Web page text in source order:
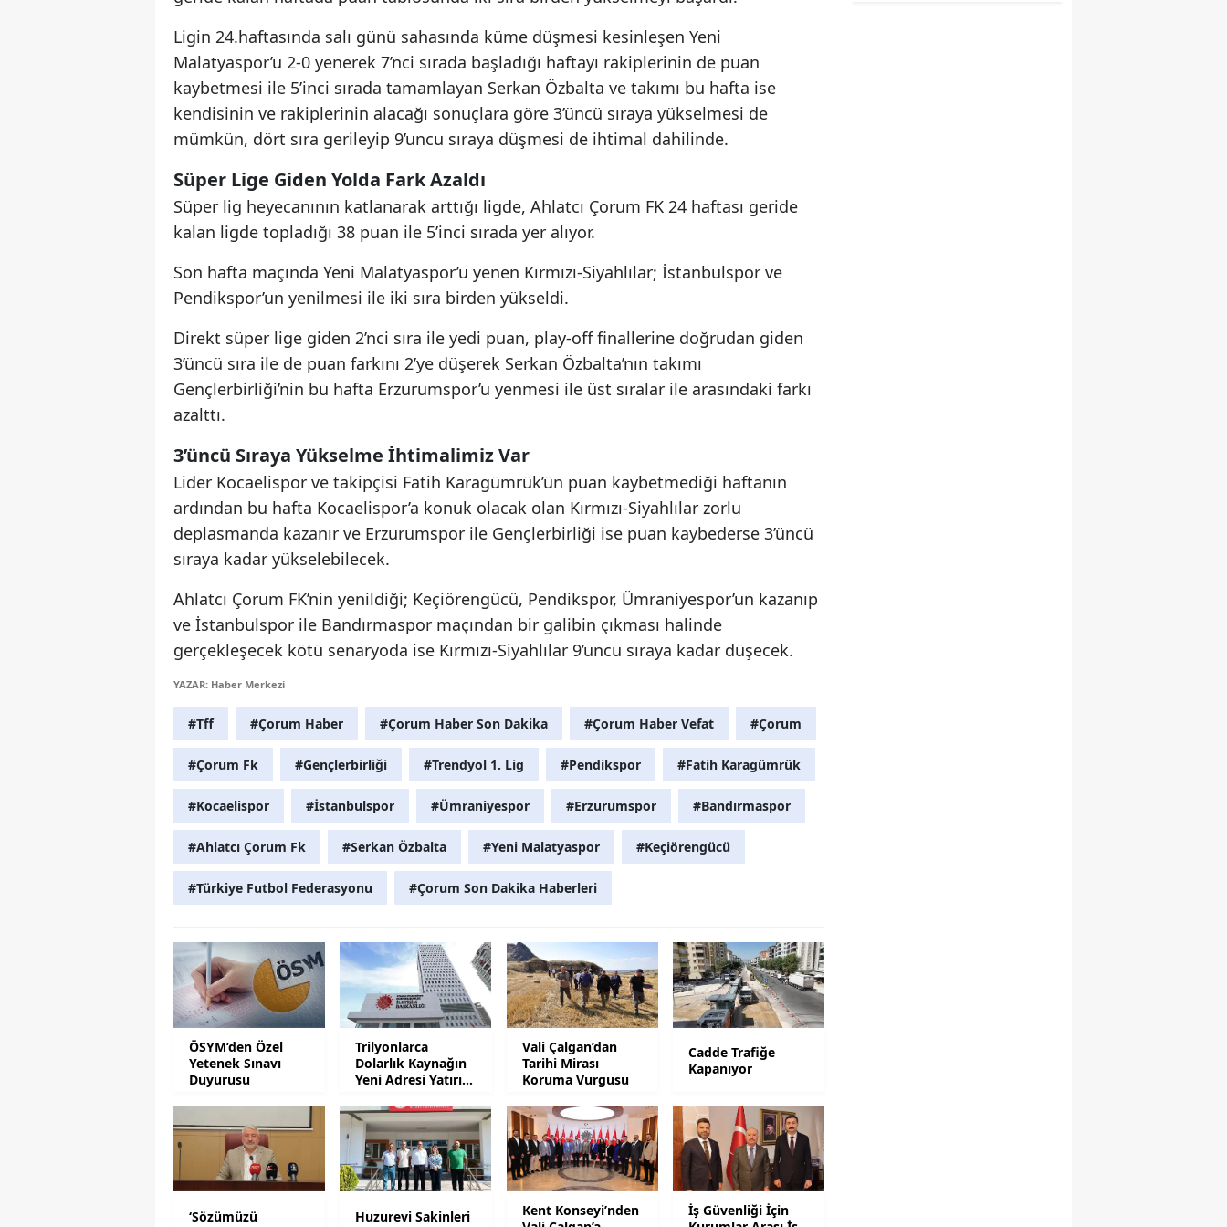
İstanbul
İzmir
Kars
Kayseri
Konya
Kütahya
Manisa
Kahramanmaraş
Mardin
Muş
Nevşehir
Ordu
Rize
Sakarya
Samsun
Sivas
Tekirdağ
Trabzon
Tunceli
Şanlıurfa
Uşak
Van
Ligin 24.haftasında salı günü sahasında küme düşmesi kesinleşen Yeni
Malatyaspor’u 2-0 yenerek 7’nci sırada başladığı haftayı rakiplerinin de puan
kaybetmesi ile 5’inci sırada tamamlayan Serkan Özbalta ve takımı bu hafta ise
kendisinin ve rakiplerinin alacağı sonuçlara göre 3’üncü sıraya yükselmesi de
mümkün, dört sıra gerileyip 9’uncu sıraya düşmesi de ihtimal dahilinde.
Süper Lige Giden Yolda Fark Azaldı
Süper lig heyecanının katlanarak arttığı ligde, Ahlatcı Çorum FK 24 haftası geride
kalan ligde topladığı 38 puan ile 5’inci sırada yer alıyor.
Son hafta maçında Yeni Malatyaspor’u yenen Kırmızı-Siyahlılar; İstanbulspor ve
Pendikspor’un yenilmesi ile iki sıra birden yükseldi.
Direkt süper lige giden 2’nci sıra ile yedi puan, play-off finallerine doğrudan giden
3’üncü sıra ile de puan farkını 2’ye düşerek Serkan Özbalta’nın takımı
Gençlerbirliği’nin bu hafta Erzurumspor’u yenmesi ile üst sıralar ile arasındaki farkı
azalttı.
3’üncü Sıraya Yükselme İhtimalimiz Var
Lider Kocaelispor ve takipçisi Fatih Karagümrük’ün puan kaybetmediği haftanın
ardından bu hafta Kocaelispor’a konuk olacak olan Kırmızı-Siyahlılar zorlu
deplasmanda kazanır ve Erzurumspor ile Gençlerbirliği ise puan kaybederse 3’üncü
sıraya kadar yükselebilecek.
Ahlatcı Çorum FK’nin yenildiği; Keçiörengücü, Pendikspor, Ümraniyespor’un kazanıp
ve İstanbulspor ile Bandırmaspor maçından bir galibin çıkması halinde
gerçekleşecek kötü senaryoda ise Kırmızı-Siyahlılar 9’uncu sıraya kadar düşecek.
YAZAR: Haber Merkezi
#Tff #Çorum Haber #Çorum Haber Son Dakika #Çorum Haber Vefat #Çorum
#Çorum Fk #Gençlerbirliği #Trendyol 1. Lig #Pendikspor #Fatih Karagümrük
#Kocaelispor #İstanbulspor #Ümraniyespor #Erzurumspor #Bandırmaspor
#Ahlatcı Çorum Fk #Serkan Özbalta #Yeni Malatyaspor #Keçiörengücü
#Türkiye Futbol Federasyonu #Çorum Son Dakika Haberleri
ÖSYM’den Özel
Yetenek Sınavı
Duyurusu
Trilyonlarca
Dolarlık Kaynağın
Yeni Adresi Yatırım
Vali Çalgan’dan
Tarihi Mirası
Koruma Vurgusu
Cadde Trafiğe
Kapanıyor
‘Sözümüzü
Huzurevi Sakinleri
Kent Konseyi’nden
İş Güvenliği İçin